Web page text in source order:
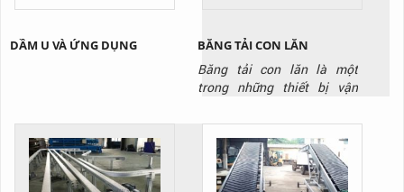
DẦM U VÀ ỨNG DỤNG BĂNG TẢI CON LĂN
Băng tải con lăn là một
trong những thiết bị vận
trong các nhà kho và nhà
máy, kho hàng